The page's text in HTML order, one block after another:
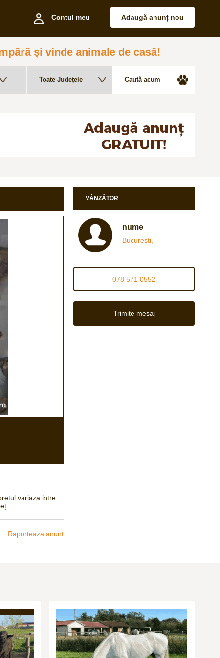
Contul meu Adaugă anunț nou
și vinde animale de casă!
variaza intre
Raporteaza anunț
VÂNZĂTOR
nume
Bucuresti,
078 571 0552
Trimite mesaj